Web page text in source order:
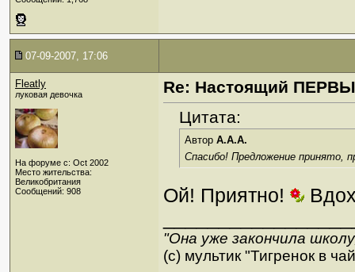
07-09-2007, 17:06
Fleatly
луковая девочка
На форуме с: Oct 2002
Место жительства:
Великобритания
Сообщений: 908
Re: Настоящий
Цитата:
Автор A.A.A.
Спасибо! Предложение принято,
Ой! Приятно!
"Она уже закончила
(с) мультик "Тигренок в